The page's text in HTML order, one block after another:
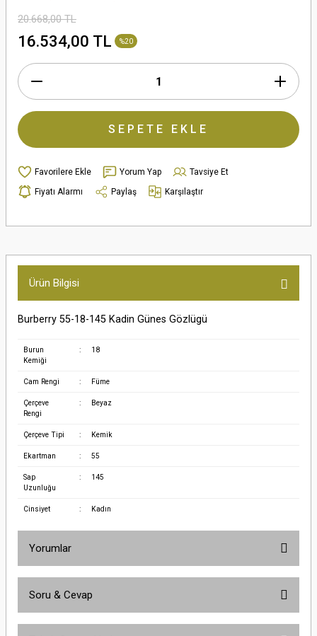
20.668,00 TL
16.534,00 TL %20
SEPETE EKLE
Yorum Yap
Tavsiye Et
Fiyatı Alarmı
Paylaş Karşılaştır
Ürün Bilgisi
Burberry 55-18-145 Kadin Günes Gözlügü
Burun
Kemiği
: 18
Cam Rengi : Füme
Çerçeve
Rengi
: Beyaz
Çerçeve Tipi : Kemik
Ekartman : 55
Sap
Uzunluğu
: 145
Cinsiyet : Kadın
Yorumlar
Soru & Cevap